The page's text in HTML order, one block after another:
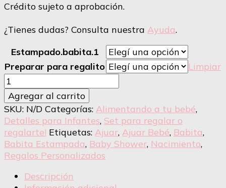
Crédito sujeto a aprobación.
¿Tienes dudas? Consulta nuestra Ayuda.
Estampado.babita.1
Preparar para regalito
Limpiar
Set
Babitas
Estampadas
x
5
unidades
cantidad
Agregar al carrito
SKU: N/D Categorías: Alimentando a tu bebé,
Detalles para Infantes, Set para regalar o
regalarte! Etiquetas: Ajuar, Ajuar Bebé, Babita,
Babita Estampada, Baby Shower, Nacimiento,
Regalos Personalizados
Descripción